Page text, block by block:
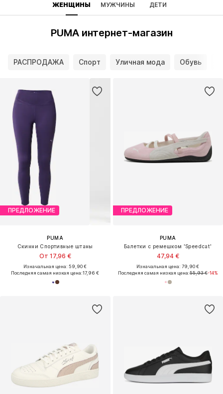
ЖЕНЩИНЫ МУЖЧИНЫ ДЕТИ
PUMA интернет-магазин
РАСПРОДАЖА Спорт Уличная мода Обувь
ПРЕДЛОЖЕНИЕ
PUMA
Скинни Спортивные штаны
От 17,96 €
Изначальная цена: 59,90 €
Последняя самая низкая цена:17,96 €
ПРЕДЛОЖЕНИЕ
PUMA
Балетки с ремешком 'Speedcat'
47,94 €
Изначальная цена: 79,90 €
Последняя самая низкая цена:55,93 €-14%